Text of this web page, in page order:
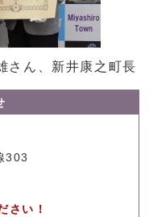
さん、新井康之町長
303
さい！